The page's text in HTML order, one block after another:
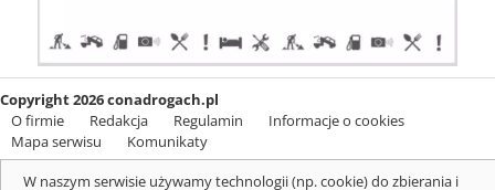
Copyright 2026 conadrogach.pl
O firmie
Redakcja Regulamin
Informacje o cookies
Mapa serwisu
Komunikaty
W naszym serwisie używamy technologii (np. cookie) do zbierania i